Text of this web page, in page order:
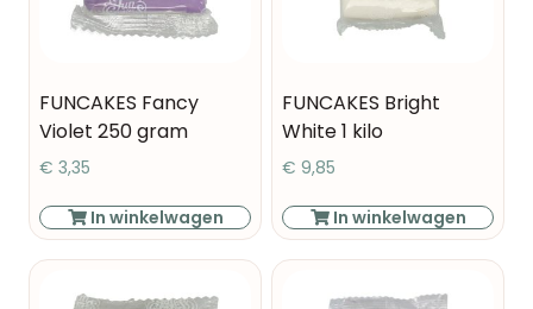
FUNCAKES Fancy
Violet 250 gram
€ 3,35
In winkelwagen
FUNCAKES Bright
White 1 kilo
€ 9,85
In winkelwagen